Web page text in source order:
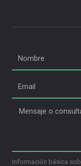
Información básica